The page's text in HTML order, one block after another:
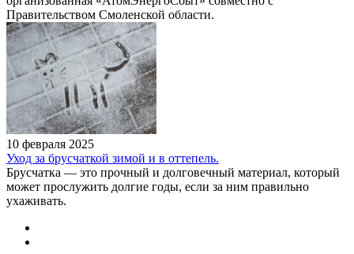
Правительством Смоленской области.
10 февраля 2025
Уход за брусчаткой зимой и в оттепель.
Брусчатка — это прочный и долговечный материал, который
может прослужить долгие годы, если за ним правильно
ухаживать.